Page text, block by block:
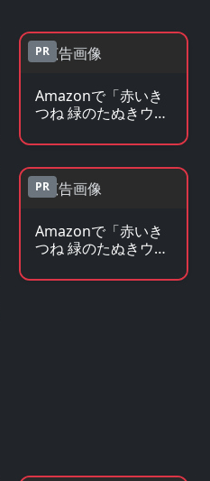
PR
Amazonで「赤いき
つね 緑のたぬきウェ
ックを見る
PR
Amazonで「赤いき
つね 緑のたぬきウェ
フィギュアを見る